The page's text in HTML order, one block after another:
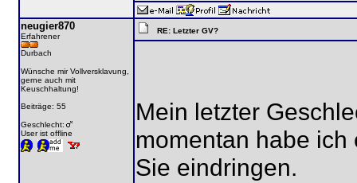
neugier870
Erfahrener
Durbach
Wünsche mir Vollversklavung,
gerne auch mit
Keuschhaltung!
Beiträge: 55
Geschlecht:
User ist offline
RE: Letzter GV?
Mein letzter
momentan habe
Sie eindringen.